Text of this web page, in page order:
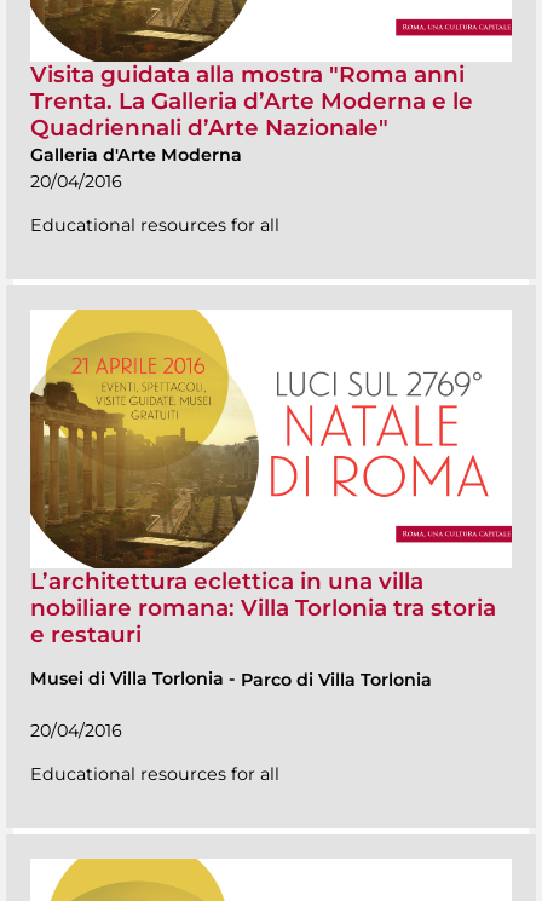
Visita guidata alla mostra "Roma anni
Trenta. La Galleria d’Arte Moderna e le
Quadriennali d’Arte Nazionale"
Galleria d'Arte Moderna
20/04/2016
Educational resources for all
L’architettura eclettica in una villa
nobiliare romana: Villa Torlonia tra storia
e restauri
Musei di Villa Torlonia - Parco di Villa Torlonia
20/04/2016
Educational resources for all